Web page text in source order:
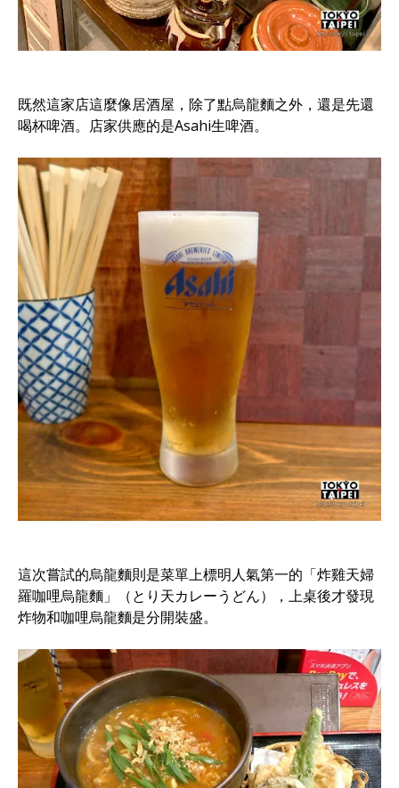
既然這家店這麼像居酒屋，除了點烏龍麵之外，還是先還
喝杯啤酒。店家供應的是Asahi生啤酒。
這次嘗試的烏龍麵則是菜單上標明人氣第一的「炸雞天婦
羅咖哩烏龍麵」（とり天カレーうどん），上桌後才發現
炸物和咖哩烏龍麵是分開裝盛。